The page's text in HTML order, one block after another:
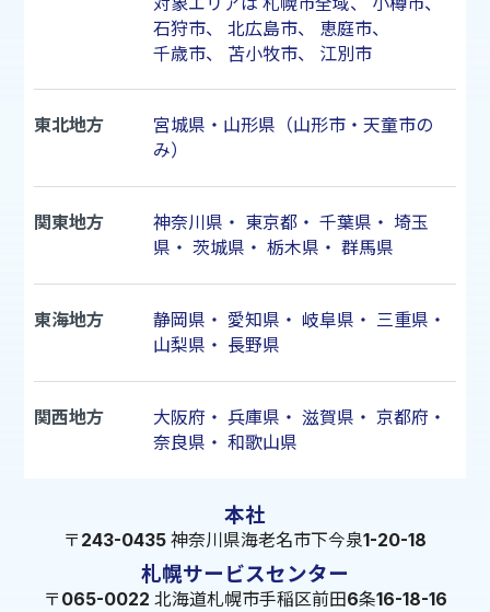
石狩市、 北広島市、 恵庭市、
千歳市、 苫小牧市、 江別市
東北地方
宮城県・山形県（山形市・天童市の
み）
関東地方 神奈川県 ・ 東京都・ 千葉県 ・ 埼玉
県 ・ 茨城県 ・ 栃木県 ・ 群馬県
東海地方 静岡県 ・ 愛知県 ・ 岐阜県 ・ 三重県 ・
山梨県 ・ 長野県
関西地方 大阪府 ・ 兵庫県 ・ 滋賀県 ・ 京都府 ・
奈良県 ・ 和歌山県
本社
〒243-0435 神奈川県海老名市下今泉1-20-18
札幌サービスセンター
〒065-0022 北海道札幌市手稲区前田6条16-18-16